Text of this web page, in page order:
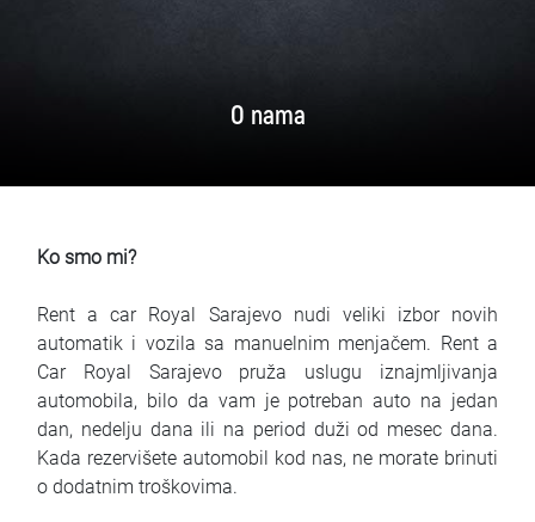
O nama
Ko smo mi?
Rent a car Royal Sarajevo nudi veliki izbor novih
automatik i vozila sa manuelnim menjačem. Rent a
Car Royal Sarajevo pruža uslugu iznajmljivanja
automobila, bilo da vam je potreban auto na jedan
dan, nedelju dana ili na period duži od mesec dana.
Kada rezervišete automobil kod nas, ne morate brinuti
o dodatnim troškovima.